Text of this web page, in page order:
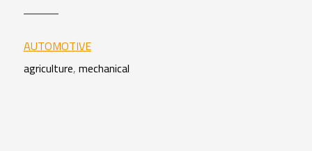
AUTOMOTIVE
agriculture, mechanical